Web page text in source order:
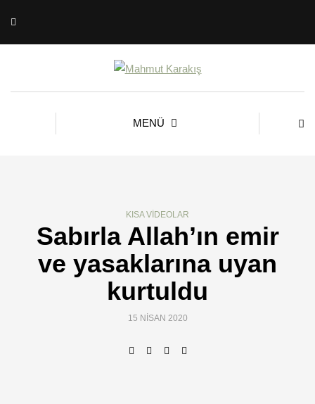
MENÜ
KISA VIDEOLAR
Sabırla Allah’ın emir
ve yasaklarına uyan
kurtuldu
15 NISAN 2020